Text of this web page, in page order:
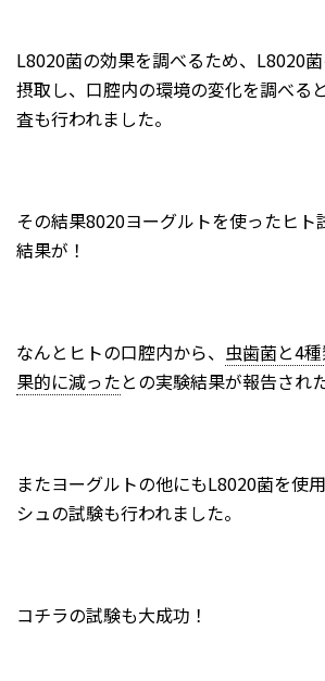
L8020菌の効果を調べるため、L8020
摂取し、口腔内の環境の変化を調べる
査も行われました。
その結果8020ヨーグルトを使ったヒト
結果が！
なんとヒトの口腔内から、 虫歯菌と4
果的に減ったとの実験結果が報告され
またヨーグルトの他にもL8020菌を使
シュの試験も行われました。
コチラの試験も大成功！